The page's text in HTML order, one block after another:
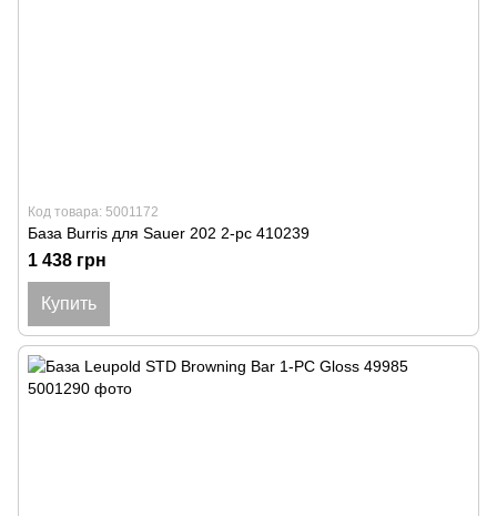
Код товара: 5001172
База Burris для Sauer 202 2-pc 410239
1 438 грн
Купить